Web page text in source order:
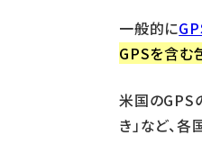
一般的に
GPSを含む
米国のGPS
き」など、